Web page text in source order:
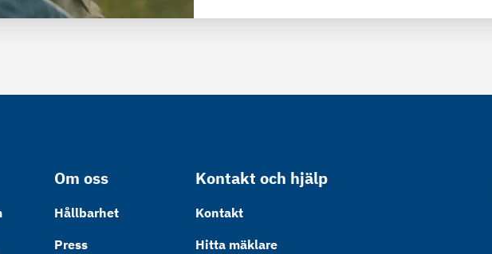
Om oss
Hållbarhet
Press
Kontakt och hjälp
Kontakt
Hitta mäklare